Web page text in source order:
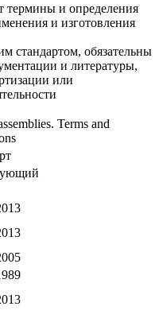
термины и определения
и изготовления
стандартом, обязательны
и литературы,
или
Terms and